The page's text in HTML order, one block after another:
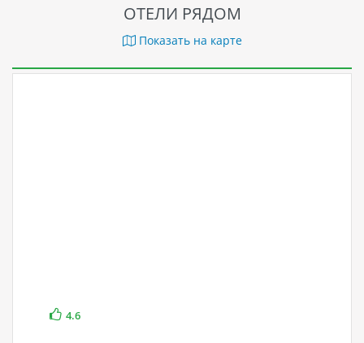
ОТЕЛИ РЯДОМ
Показать на карте
4.6